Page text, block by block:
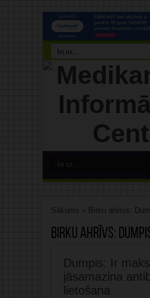
Sākums » Birku ahrīvs:
Birku ahrīvs:
Dumpis: Ir
jāsamazina
lietošana